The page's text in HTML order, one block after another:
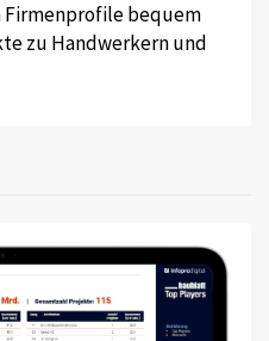
Firmenprofile bequem
zu Handwerkern und